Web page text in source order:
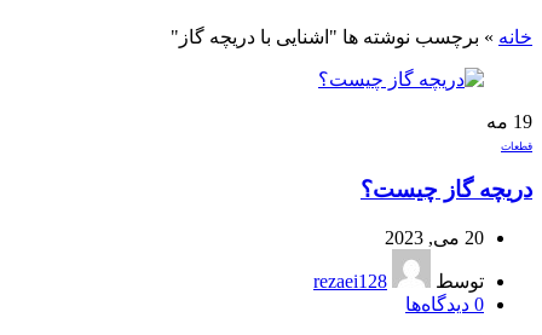
خانه » برچسب نوشته ها "اشنایی با دریچه گاز"
19 مه
قطعات
دریچه گاز چیست؟
20 می, 2023
توسط
rezaei128
0 دیدگاه‌ها